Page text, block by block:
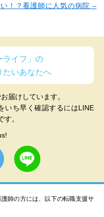
！？看護師に人気の病院 –
ライフ」の
たいあなたへ
届けしています。
いち早く確認するにはLINE
。
師の方には、以下の転職支援サ